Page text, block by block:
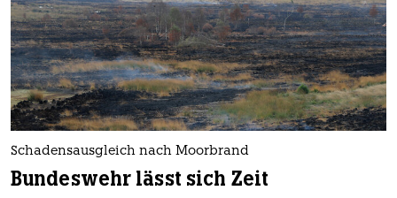
Schadensausgleich nach Moorbrand
Bundeswehr lässt sich Zeit